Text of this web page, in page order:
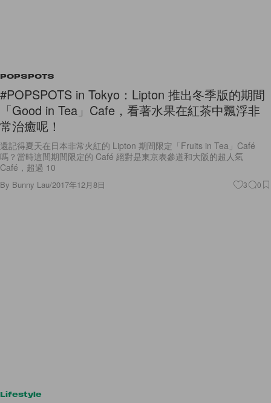
POPSPOTS
#POPSPOTS in Tokyo：Lipton 推出冬季版的期間
「Good in Tea」Cafe，看著水果在紅茶中飄浮非
常治癒呢！
還記得夏天在日本非常火紅的 Lipton 期間限定「Fruits in Tea」Café
嗎？當時這間期間限定的 Café 絕對是東京表參道和大阪的超人氣
Café，超過 10
By Bunny Lau/2017年12月8日 3 0
Lifestyle